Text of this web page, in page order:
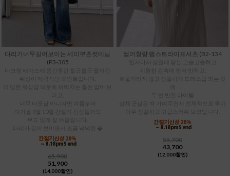
다리가너무길어보이는 세미부츠컷데님
(P3-305
다크청 베이스에 중간중간 힐긋힐긋 들어간
이 딥한 워싱감 덕분에 허벅지는 훨씬 얇아 보
다가올 9월 10월 간절기 신상들과도
무드 있게 잘 어울립니다.
다리가 길어 보이면서 조금 넉넉한 �
65,900
51,900
(14,000할인)
썸머청량 랩스트라이프셔츠 (B2-134
입자마자 살결에 닿는 고슬고슬하고
시원한 감촉에 먼저 반하고,
흐물거리지 않고 정갈하게 드레스업 되는 핏
에
두 번 반한 아이템
상체 군살은 싹 가려주면서 전체적으로 룩이
아주 정갈하고 고급스러워 보였답니다.
55,700
43,700
(12,000할인)